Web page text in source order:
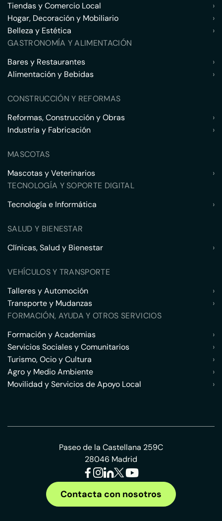
Tiendas y Comercio Local
›
Hogar, Decoración y Mobiliario
›
Belleza y Estética
›
GASTRONOMÍA Y ALIMENTACIÓN
Bares y Restaurantes
›
Alimentación y Bebidas
›
CONSTRUCCIÓN Y REFORMAS
Reformas, Construcción y Obras
›
Industria y Fabricación
›
MASCOTAS
Mascotas y Veterinarios
›
TECNOLOGÍA Y SOPORTE DIGITAL
Tecnología e Informática
›
SALUD Y BIENESTAR
Clínicas, Salud y Bienestar
›
VEHÍCULOS Y TRANSPORTE
Talleres y Automoción
›
Transporte y Mudanzas
›
FORMACIÓN, AYUDA Y OTROS SERVICIOS
Formación y Academias
›
Servicios Sociales y Comunitarios
›
Turismo, Ocio y Cultura
›
Agro y Medio Ambiente
›
Movilidad y Servicios de Apoyo Local
›
Paseo de la Castellana 259C
28046 Madrid
Contacta con nosotros